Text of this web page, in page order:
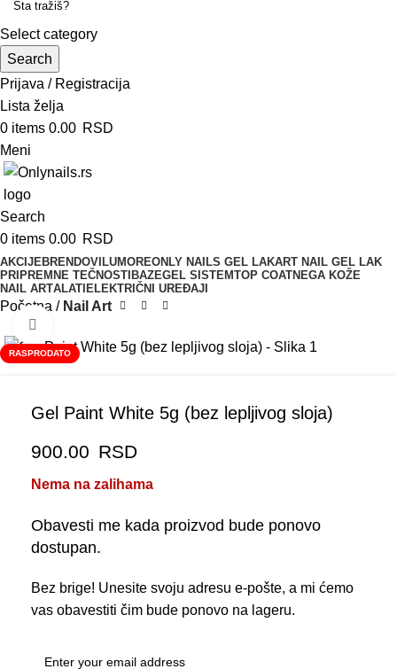
Select category
Search
Prijava / Registracija
Lista želja
0 items 0.00 RSD
Meni
Search
0 items 0.00 RSD
AKCIJEBRENDOVI LUMOREONLY NAILS GEL LAKART NAIL GEL LAK
PRIPREMNE TEČNOSTI BAZEGEL SISTEMTOP COATNEGA KOŽE
NAIL ARTALATI ELEKTRIČNI UREĐAJI
Početna Nail Art
RASPRODATO
Gel Paint White 5g (bez lepljivog sloja)
900.00 RSD
Nema na zalihama
Obavesti me kada proizvod bude ponovo
dostupan.
Bez brige! Unesite svoju adresu e-pošte, a mi ćemo
vas obavestiti čim bude ponovo na lageru.